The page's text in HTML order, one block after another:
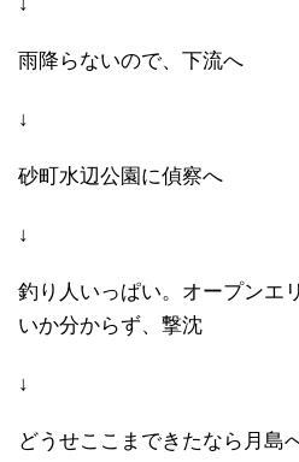
雨降らないので、下流へ
↓
砂町水辺公園に偵察へ
↓
釣り人いっぱい。オープンエ
いか分からず、撃沈
↓
どうせここまできたなら月島